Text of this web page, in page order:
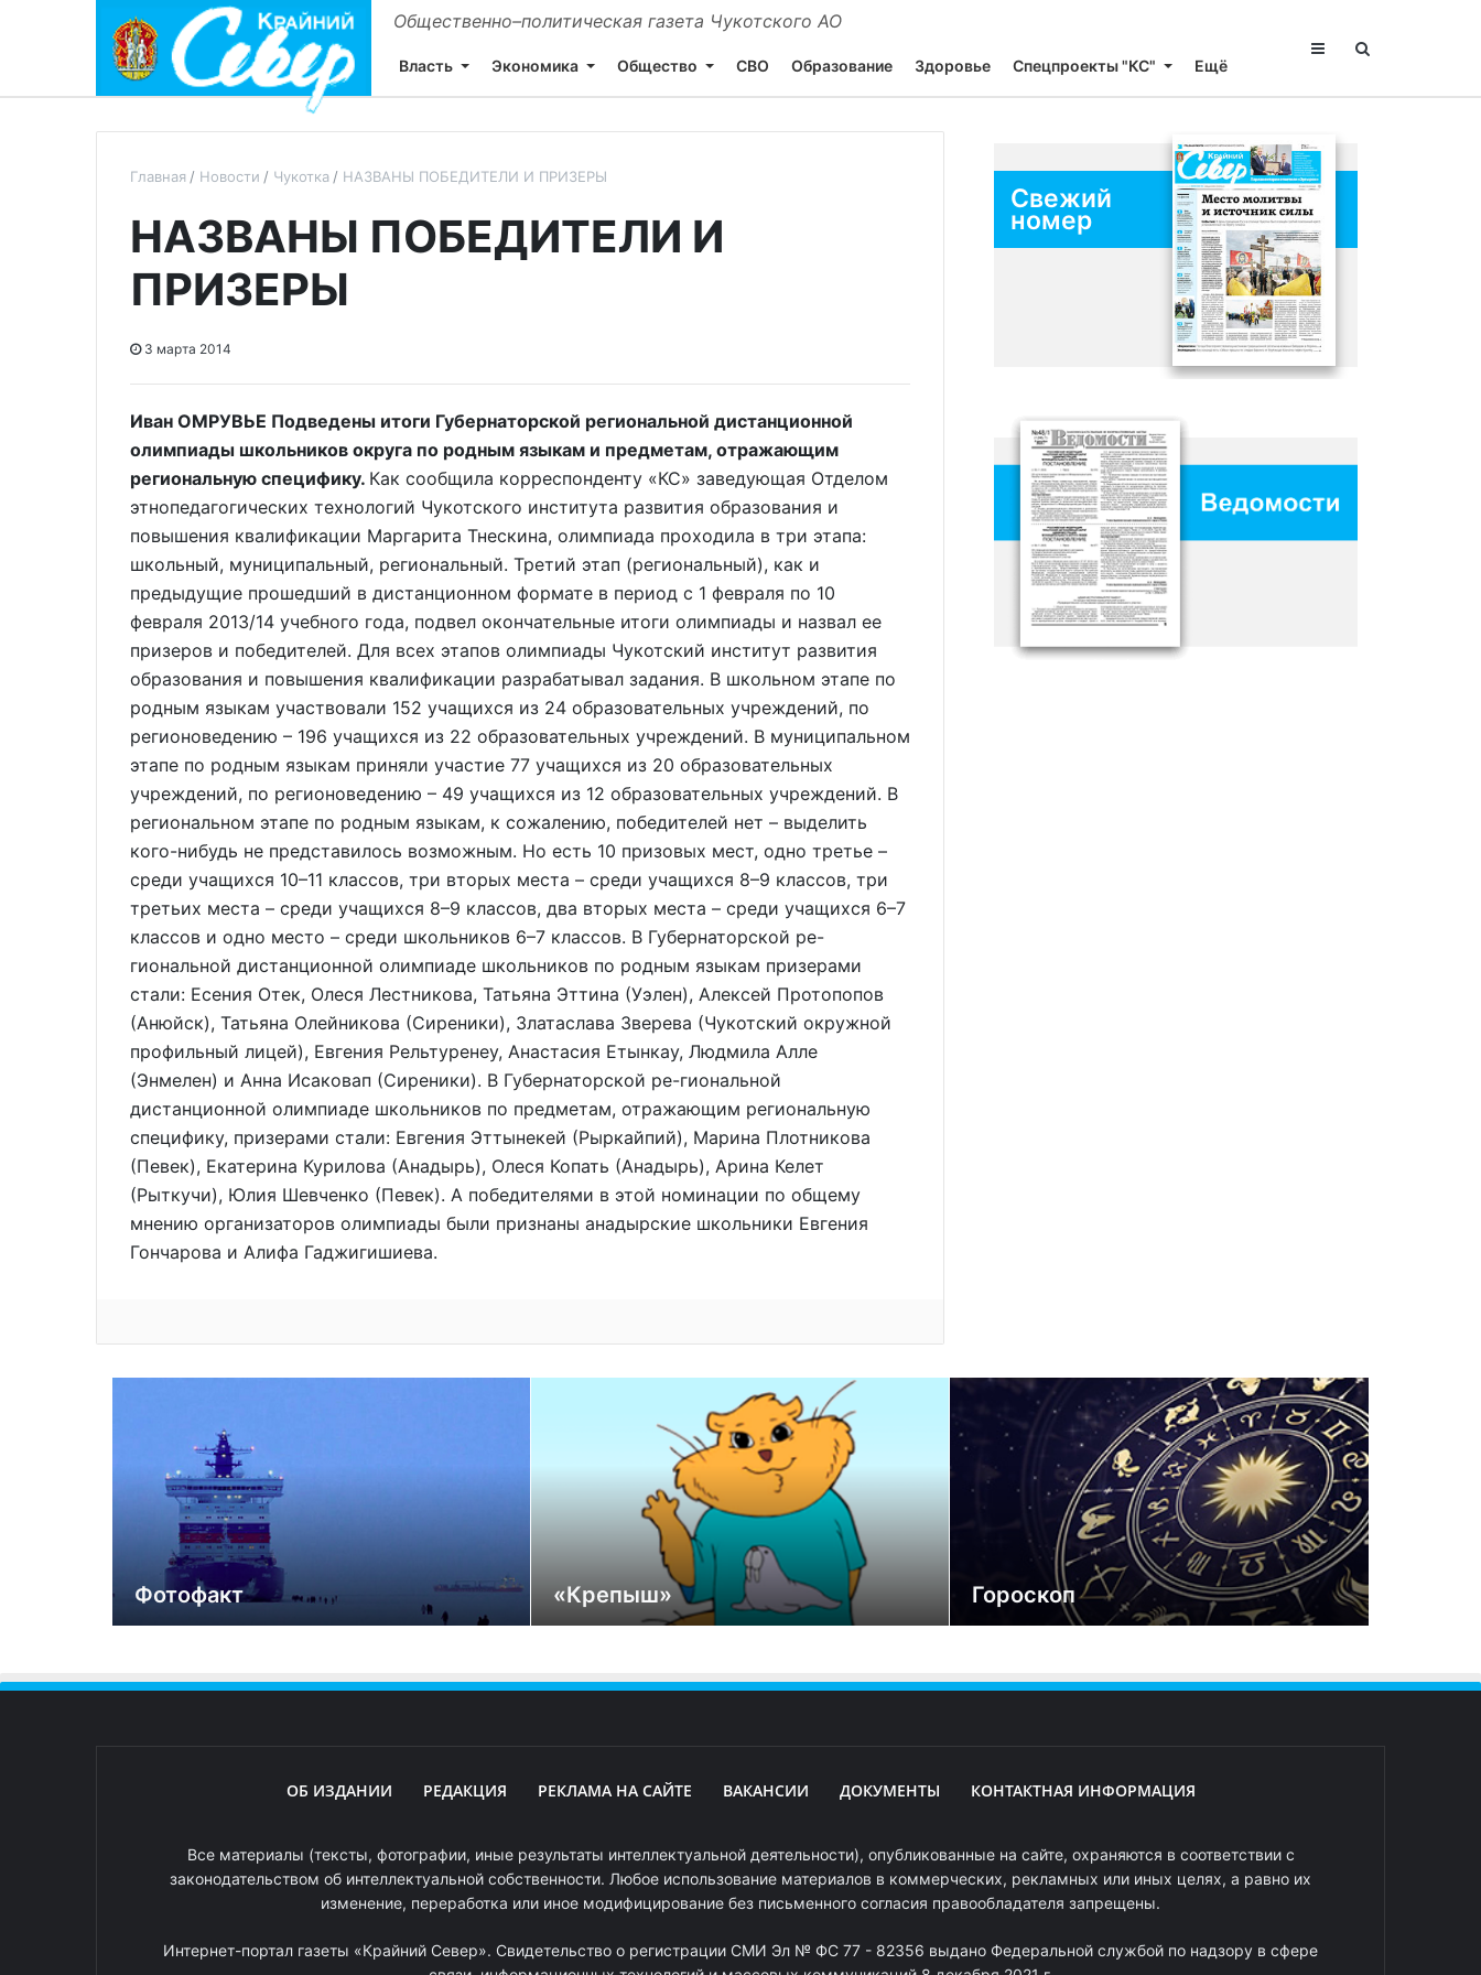
Общественно–политическая газета Чукотского АО
Власть Экономика Общество СВО Образование Здоровье Спецпроекты "КС" Ещё
Главная Новости Чукотка НАЗВАНЫ ПОБЕДИТЕЛИ И ПРИЗЕРЫ
НАЗВАНЫ ПОБЕДИТЕЛИ И
ПРИЗЕРЫ
3 марта 2014
Иван ОМРУВЬЕ Подведены итоги Губернаторской региональной дистанционной
олимпиады школьников округа по родным языкам и предметам, отражающим
региональную специфику. Как сообщила корреспонденту «КС» заведующая Отделом
этнопедагогических технологий Чукотского института развития образования и
повышения квалификации Маргарита Тнескина, олимпиада проходила в три этапа:
школьный, муниципальный, региональный. Третий этап (региональный), как и
предыдущие прошедший в дистанционном формате в период с 1 февраля по 10
февраля 2013/14 учебного года, подвел окончательные итоги олимпиады и назвал ее
призеров и победителей. Для всех этапов олимпиады Чукотский институт развития
образования и повышения квалификации разрабатывал задания. В школьном этапе по
родным языкам участвовали 152 учащихся из 24 образовательных учреждений, по
регионоведению – 196 учащихся из 22 образовательных учреждений. В муниципальном
этапе по родным языкам приняли участие 77 учащихся из 20 образовательных
учреждений, по регионоведению – 49 учащихся из 12 образовательных учреждений. В
региональном этапе по родным языкам, к сожалению, победителей нет – выделить
кого-нибудь не представилось возможным. Но есть 10 призовых мест, одно третье –
среди учащихся 10–11 классов, три вторых места – среди учащихся 8–9 классов, три
третьих места – среди учащихся 8–9 классов, два вторых места – среди учащихся 6–7
классов и одно место – среди школьников 6–7 классов. В Губернаторской ре-
гиональной дистанционной олимпиаде школьников по родным языкам призерами
стали: Есения Отек, Олеся Лестникова, Татьяна Эттина (Уэлен), Алексей Протопопов
(Анюйск), Татьяна Олейникова (Сиреники), Златаслава Зверева (Чукотский окружной
профильный лицей), Евгения Рельтуренеу, Анастасия Етынкау, Людмила Алле
(Энмелен) и Анна Исаковап (Сиреники). В Губернаторской ре-гиональной
дистанционной олимпиаде школьников по предметам, отражающим региональную
специфику, призерами стали: Евгения Эттынекей (Рыркайпий), Марина Плотникова
(Певек), Екатерина Курилова (Анадырь), Олеся Копать (Анадырь), Арина Келет
(Рыткучи), Юлия Шевченко (Певек). А победителями в этой номинации по общему
мнению организаторов олимпиады были признаны анадырские школьники Евгения
Гончарова и Алифа Гаджигишиева.
Свежий
номер
Фотофакт «Крепыш» Гороскоп
ОБ ИЗДАНИИ РЕДАКЦИЯ РЕКЛАМА НА САЙТЕ ВАКАНСИИ ДОКУМЕНТЫ КОНТАКТНАЯ ИНФОРМАЦИЯ
Все материалы (тексты, фотографии, иные результаты интеллектуальной деятельности), опубликованные на сайте, охраняются в соответствии с
законодательством об интеллектуальной собственности. Любое использование материалов в коммерческих, рекламных или иных целях, а равно их
изменение, переработка или иное модифицирование без письменного согласия правообладателя запрещены.
Интернет-портал газеты «Крайний Север». Свидетельство о регистрации СМИ Эл № ФС 77 - 82356 выдано Федеральной службой по надзору в сфере